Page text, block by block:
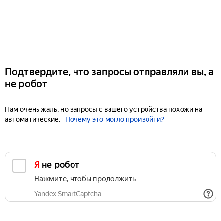
Подтвердите, что запросы отправляли вы, а
не робот
Нам очень жаль, но запросы с вашего устройства похожи на
автоматические.
Почему это могло произойти?
Я не робот
Нажмите, чтобы продолжить
Yandex SmartCaptcha